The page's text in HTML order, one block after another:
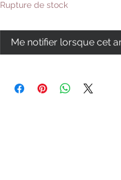
Rupture de stock
Me notifier lorsque cet